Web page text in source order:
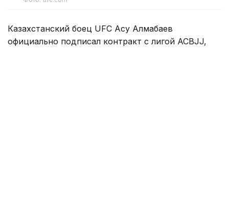
Казахстанский боец UFC Асу Алмабаев
официально подписал контракт с лигой ACBJJ,